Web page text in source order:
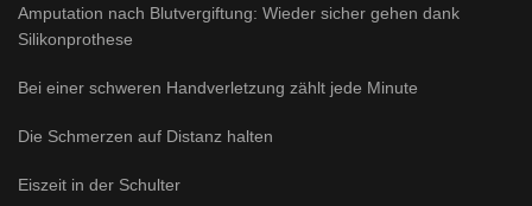
Amputation nach Blutvergiftung: Wieder sicher gehen dank
Silikonprothese
Bei einer schweren Handverletzung zählt jede Minute
Die Schmerzen auf Distanz halten
Eiszeit in der Schulter